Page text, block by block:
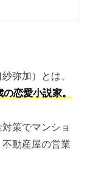
弥加）とは、
恋愛小説家。
策でマンショ
動産屋の営業